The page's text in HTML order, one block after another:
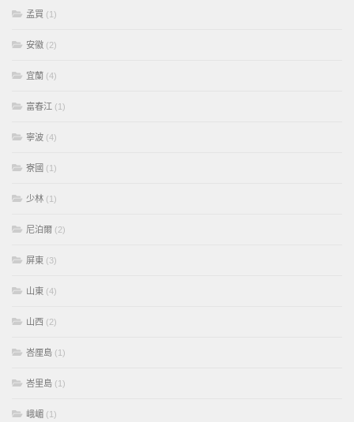
孟買 (1)
安徽 (2)
宜蘭 (4)
富春江 (1)
寧波 (4)
寮國 (1)
少林 (1)
尼泊爾 (2)
屏東 (3)
山東 (4)
山西 (2)
峇厘島 (1)
峇里島 (1)
峨嵋 (1)